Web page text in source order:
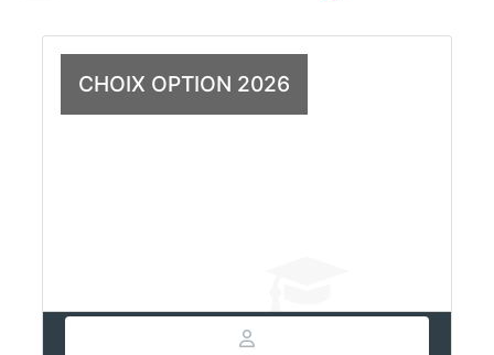
CHOIX OPTION 2026